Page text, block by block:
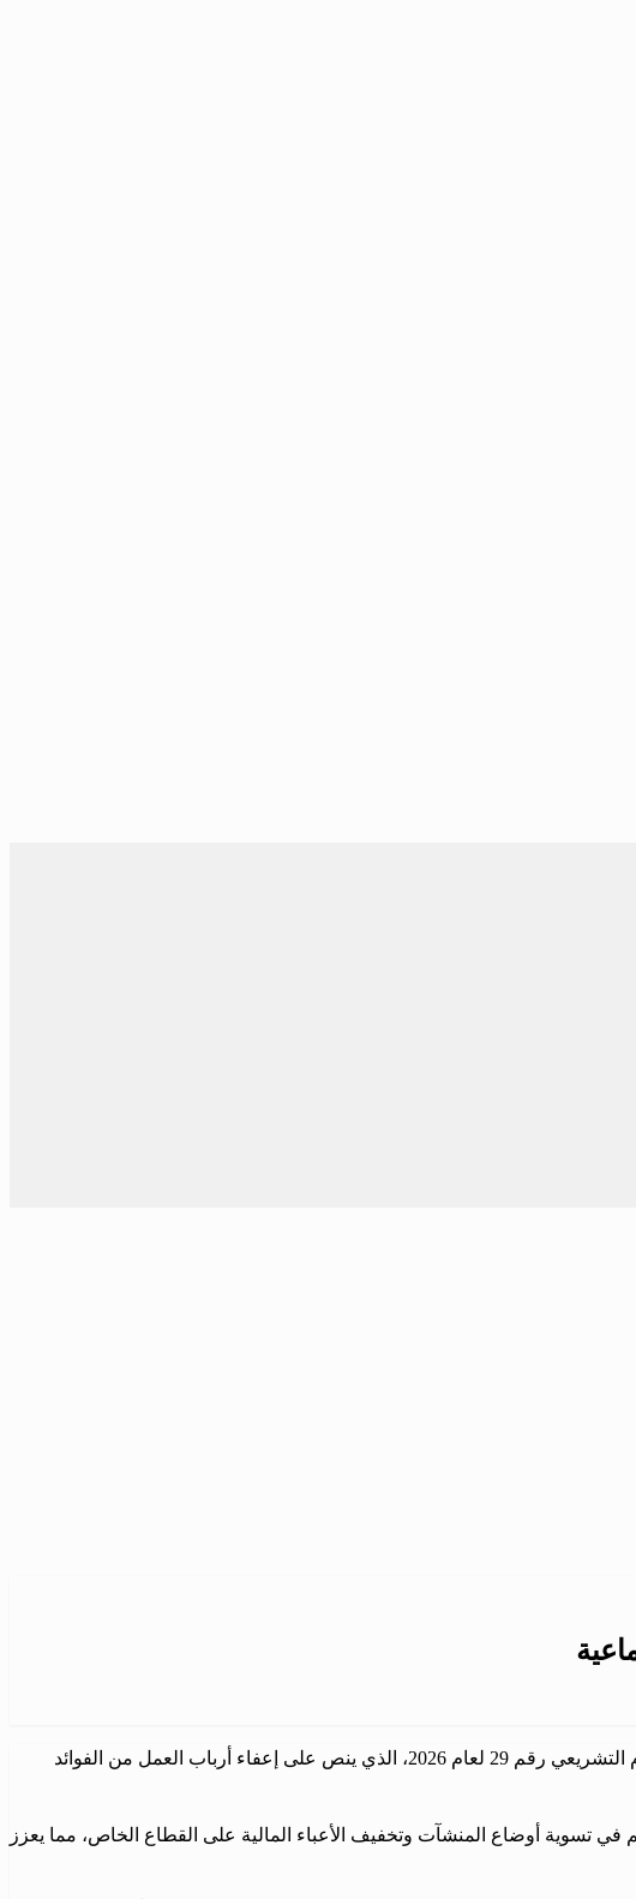
أصدرت وزيرة الشؤون الاجتماعية والعمل هند قبوات القرار رقم 831 لعام 2026، والذي يحتوي على التعليمات التنفيذية للمرسوم التشريعي رقم 29 لعام 2026، الذي ينص على إعفاء أرباب العمل من الفوائد
في تسوية أوضاع المنشآت وتخفيف الأعباء المالية على القطاع الخاص، مما يعزز